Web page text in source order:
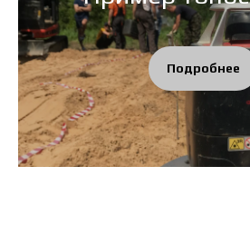
Подробнее